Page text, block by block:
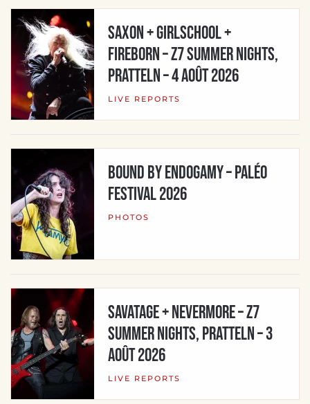
SAXON + GIRLSCHOOL +
FIREBORN – Z7 Summer Nights,
Pratteln – 4 août 2026
LIVE REPORTS
BOUND BY ENDOGAMY – Paléo
Festival 2026
PHOTOS
Savatage + Nevermore – Z7
Summer Nights, Pratteln – 3
août 2026
LIVE REPORTS